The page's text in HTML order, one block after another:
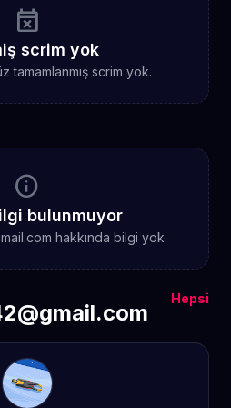
event_busy
scrim yok
tamamlanmış scrim yok.
info
bulunmuyor
hakkında bilgi yok.
Hepsi